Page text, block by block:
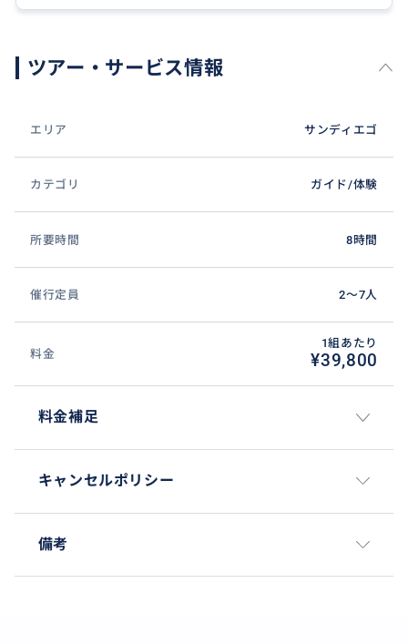
ツアー・サービス情報
エリア サンディエゴ
カテゴリ ガイド/体験
所要時間 8時間
催行定員 2〜7人
料金
1組あたり
¥39,800
料金補足
キャンセルポリシー
備考